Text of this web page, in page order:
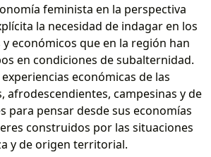
feminista en la perspectiva
la necesidad de indagar en los
económicos que en la región han
en condiciones de subalternidad.
económicas de las
afrodescendientes, campesinas y de
para pensar desde sus economías
construidos por las situaciones
y de origen territorial.